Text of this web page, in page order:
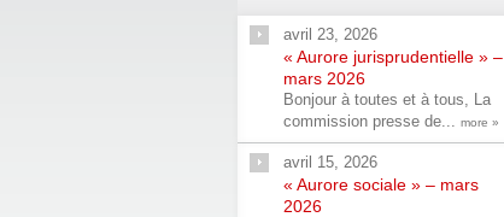
avril 23, 2026
« Aurore jurisprudentielle » –
mars 2026
Bonjour à toutes et à tous, La
commission presse de... more »
avril 15, 2026
« Aurore sociale » – mars
2026